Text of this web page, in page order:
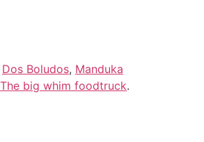
Dos Boludos, Manduka
The big whim foodtruck.